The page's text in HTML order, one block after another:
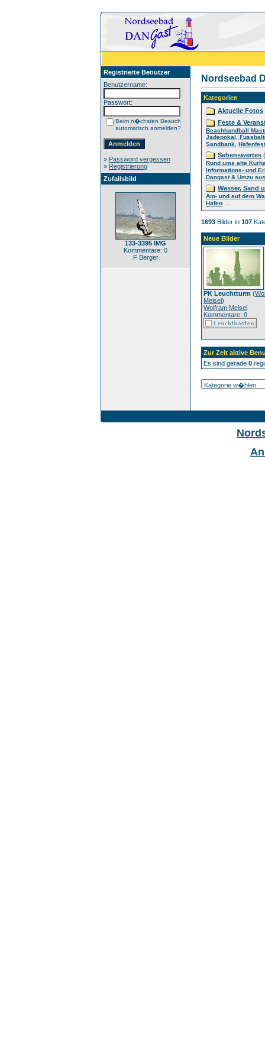
Registrierte Benutzer
Benutzername:
Passwort:
Beim n�chsten Besuch
automatisch anmelden?
» Password vergessen
» Registrierung
Zufallsbild
133-3395 IMG
Kommentare: 0
F Berger
Nordseebad
Kategorien
Aktuelle Fotos
Feste &
Beachhandball
Jadepokal,
Sandbank
Sehenswertes
Rund ums alte
Informations- und
Dangast & Umzu
Wasser, Sand
Am- und auf dem
Hafen
1693 Bilder in 107
Neue Bilder
PK Leuchtturm (
Meisel)
Wolfram Meisel
Kommentare: 0
Zur Zeit aktive
Es sind gerade 0